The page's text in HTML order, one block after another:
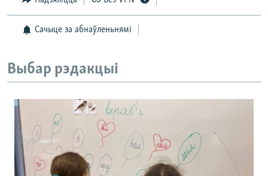
Сачыце за абнаўленьнямі
Выбар рэдакцыі